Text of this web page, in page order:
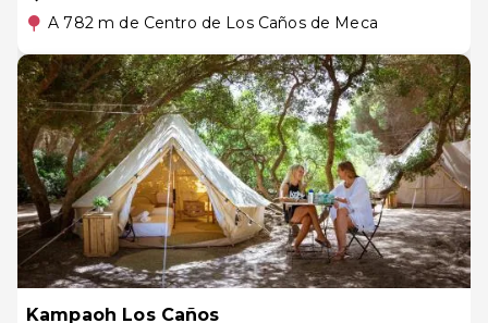
A 782 m de Centro de Los Caños de Meca
Kampaoh Los Caños